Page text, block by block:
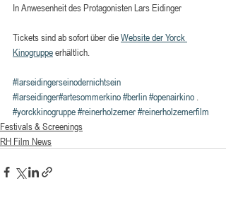
In Anwesenheit des Protagonisten Lars Eidinger
Tickets sind ab sofort über die Website der Yorck
Kinogruppe erhältlich.
#larseidingerseinodernichtsein
#larseidinger#artesommerkino#berlin#openairkino
#yorckkinogruppe#reinerholzemer#reinerholzemerfilm
Festivals & Screenings
RH Film News